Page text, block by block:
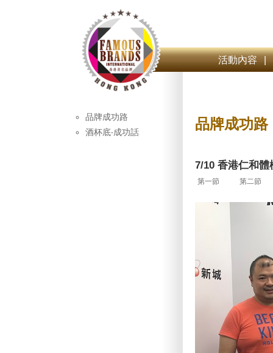
活動內容 |
品牌成功路
酒杯底‧成功話
品牌成功路
7/10 香港仁和
第一節 第二節